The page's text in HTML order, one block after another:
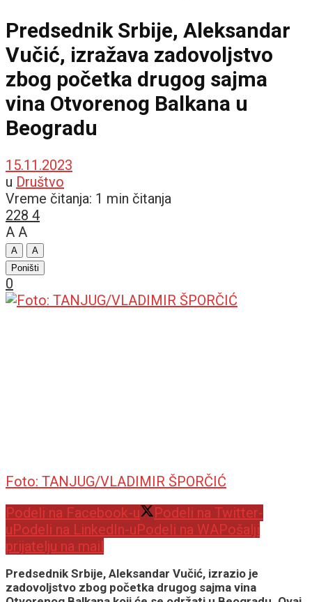
Predsednik Srbije, Aleksandar
Vučić, izražava zadovoljstvo
zbog početka drugog sajma
vina Otvorenog Balkana u
Beogradu
15.11.2023
u Društvo
Vreme čitanja: 1 min čitanja
228 4
A A
A
A
Poništi
0
Foto: TANJUG/VLADIMIR ŠPORČIĆ
Podeli na Facebook-u
Podeli na Twitter-
u Podeli na LinkedIn-u Podeli na WAPošalji
prijatelju na mail
Predsednik Srbije, Aleksandar Vučić, izrazio je
zadovoljstvo zbog početka drugog sajma vina